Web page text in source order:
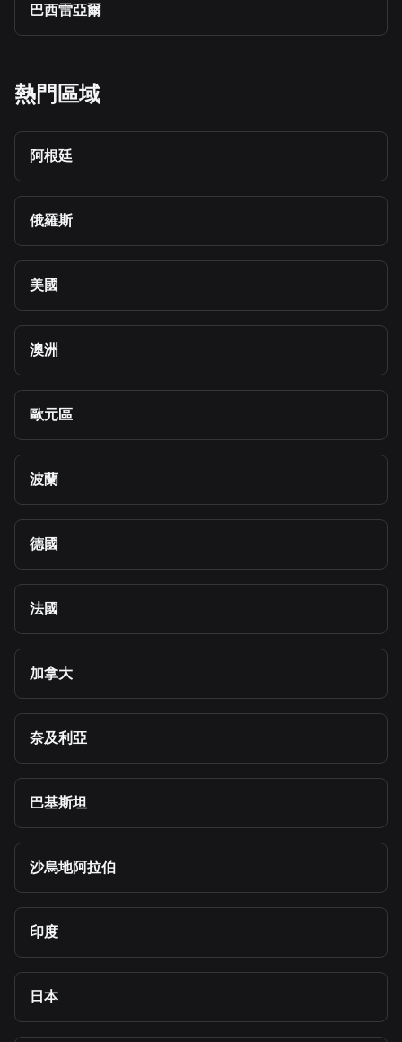
巴西雷亞爾
熱門區域
阿根廷
俄羅斯
美國
澳洲
歐元區
波蘭
德國
法國
加拿大
奈及利亞
巴基斯坦
沙烏地阿拉伯
印度
日本